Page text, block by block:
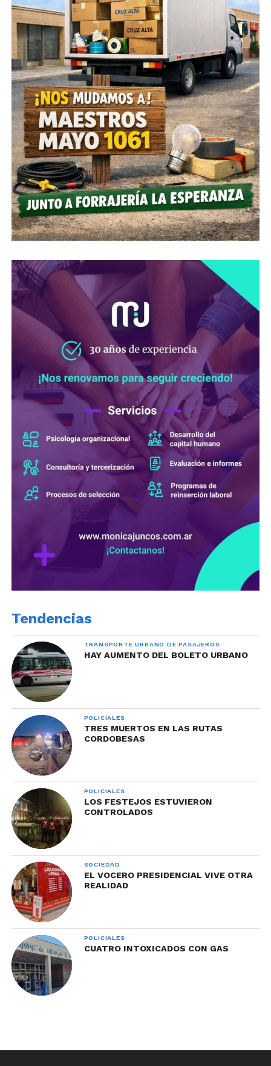
Tendencias
TRANSPORTE URBANO DE PASAJEROS
HAY AUMENTO DEL BOLETO URBANO
POLICIALES
TRES MUERTOS EN LAS RUTAS
CORDOBESAS
POLICIALES
LOS FESTEJOS ESTUVIERON
CONTROLADOS
SOCIEDAD
EL VOCERO PRESIDENCIAL VIVE OTRA
REALIDAD
POLICIALES
CUATRO INTOXICADOS CON GAS